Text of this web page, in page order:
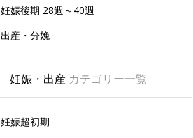
妊娠後期 28週～40週
出産・分娩
妊娠・出産 カテゴリー一覧
妊娠超初期